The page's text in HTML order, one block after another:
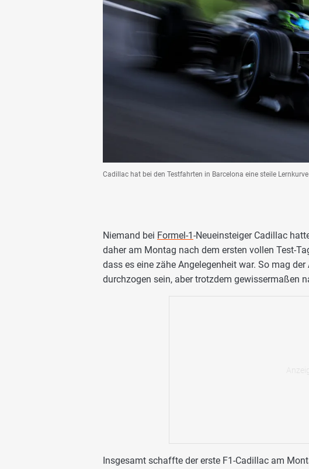
Cadillac hat bei den Testfahrten in Barcelona eine steile
Niemand bei Formel-1-Neueinsteiger Cadillac
daher am Montag nach dem ersten vollen Test-
dass es eine zähe Angelegenheit war. So mag
durchzogen sein, aber trotzdem gewissermaßen
Insgesamt schaffte der erste F1-Cadillac am